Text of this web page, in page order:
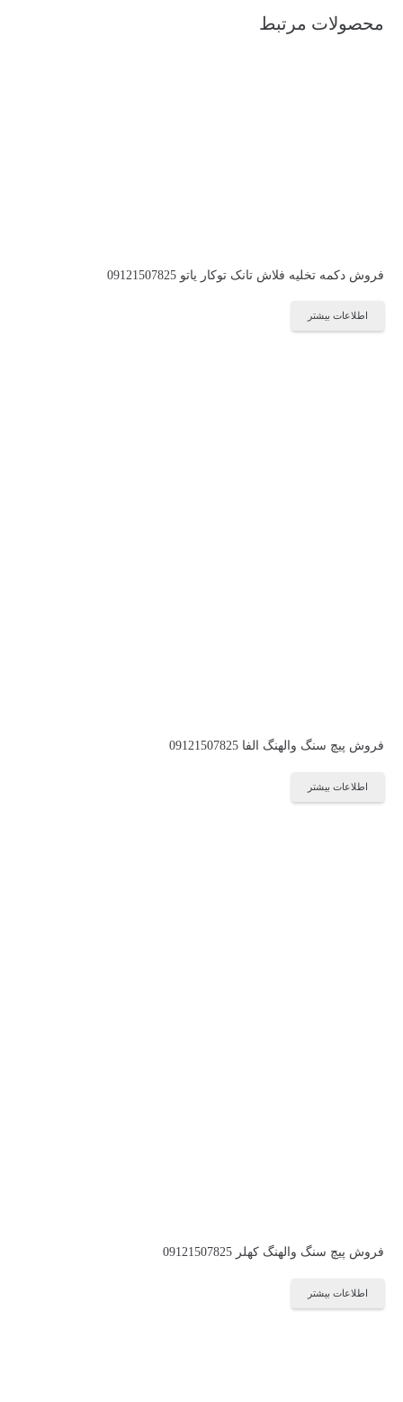
محصولات مرتبط
فروش دکمه تخلیه فلاش تانک توکار یاتو 09121507825
اطلاعات بیشتر
فروش پیچ سنگ والهنگ الفا 09121507825
اطلاعات بیشتر
فروش پیچ سنگ والهنگ کهلر 09121507825
اطلاعات بیشتر